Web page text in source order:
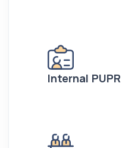
Internal PUPR